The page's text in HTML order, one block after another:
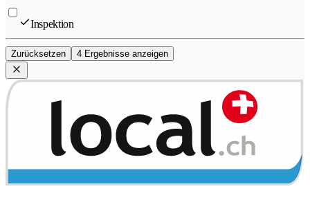
Inspektion
Zurücksetzen 4 Ergebnisse anzeigen